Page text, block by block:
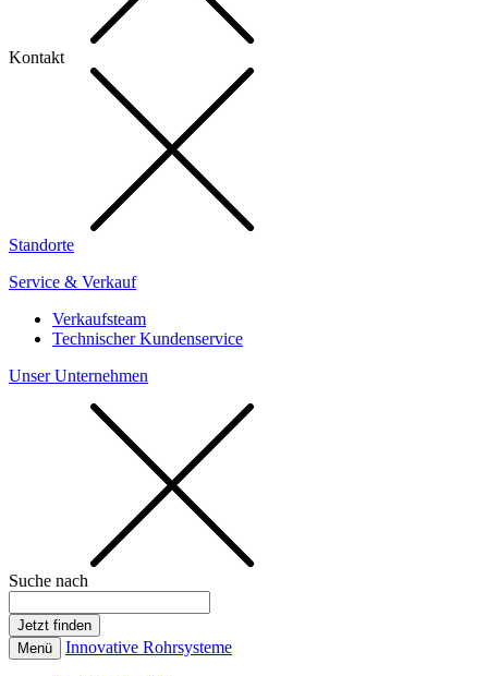
Kontakt
Standorte
Service & Verkauf
Verkaufsteam
Technischer Kundenservice
Unser Unternehmen
Suche nach
Menü Innovative Rohrsysteme